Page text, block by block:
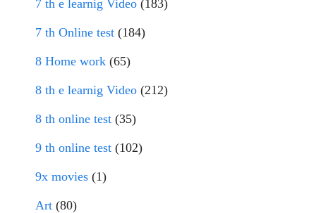
7 th e learnig Video (183)
7 th Online test (184)
8 Home work (65)
8 th e learnig Video (212)
8 th online test (35)
9 th online test (102)
9x movies (1)
Art (80)